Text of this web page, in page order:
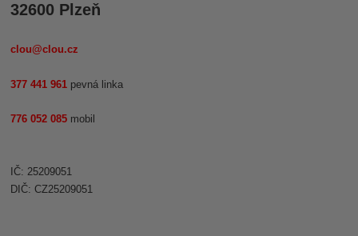
32600 Plzeň
clou@clou.cz
377 441 961 pevná linka
776 052 085 mobil
IČ: 25209051
DIČ: CZ25209051